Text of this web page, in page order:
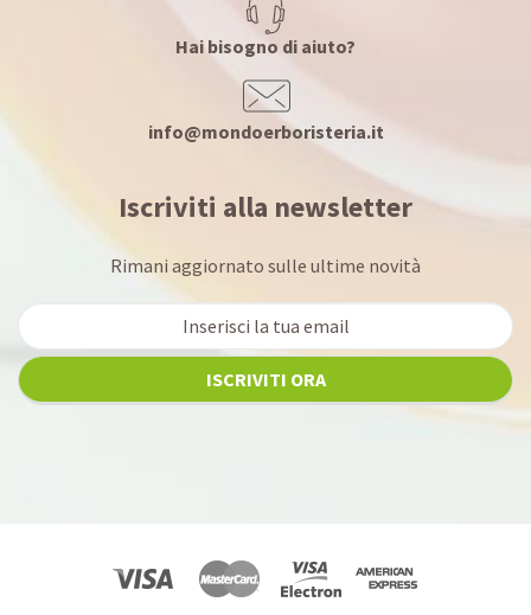
Hai bisogno di aiuto?
info@mondoerboristeria.it
Iscriviti alla newsletter
Rimani aggiornato sulle ultime novità
ISCRIVITI ORA